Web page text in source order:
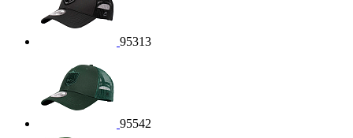
95313
95542